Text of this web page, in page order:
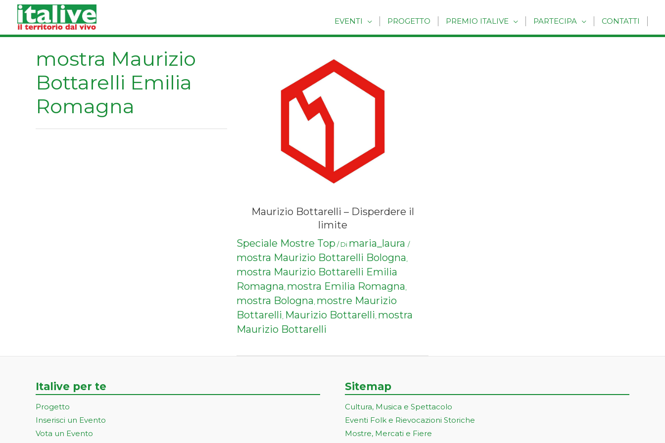
contenuto
EVENTI PROGETTO PREMIO ITALIVE PARTECIPA CONTATTI
mostra Maurizio
Bottarelli Emilia
Romagna
Maurizio Bottarelli – Disperdere il
limite
Speciale Mostre Top / Di maria_laura /
mostra Maurizio Bottarelli Bologna,
mostra Maurizio Bottarelli Emilia
Romagna, mostra Emilia Romagna,
mostra Bologna, mostre Maurizio
Bottarelli, Maurizio Bottarelli, mostra
Maurizio Bottarelli
Italive per te
Progetto
Inserisci un Evento
Vota un Evento
Sitemap
Cultura, Musica e Spettacolo
Eventi Folk e Rievocazioni Storiche
Mostre, Mercati e Fiere